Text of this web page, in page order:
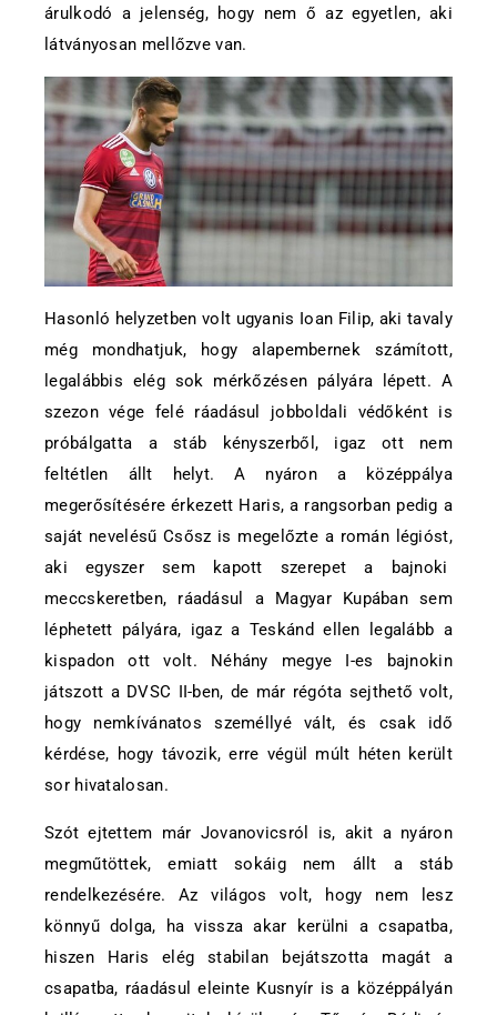
árulkodó a jelenség, hogy nem ő az egyetlen, aki
látványosan mellőzve van.
Hasonló helyzetben volt ugyanis Ioan Filip, aki tavaly
még mondhatjuk, hogy alapembernek számított,
legalábbis elég sok mérkőzésen pályára lépett. A
szezon vége felé ráadásul jobboldali védőként is
próbálgatta a stáb kényszerből, igaz ott nem
feltétlen állt helyt. A nyáron a középpálya
megerősítésére érkezett Haris, a rangsorban pedig a
saját nevelésű Csősz is megelőzte a román légióst,
aki egyszer sem kapott szerepet a bajnoki
meccskeretben, ráadásul a Magyar Kupában sem
léphetett pályára, igaz a Teskánd ellen legalább a
kispadon ott volt. Néhány megye I-es bajnokin
játszott a DVSC II-ben, de már régóta sejthető volt,
hogy nemkívánatos személlyé vált, és csak idő
kérdése, hogy távozik, erre végül múlt héten került
sor hivatalosan.
Szót ejtettem már Jovanovicsról is, akit a nyáron
megműtöttek, emiatt sokáig nem állt a stáb
rendelkezésére. Az világos volt, hogy nem lesz
könnyű dolga, ha vissza akar kerülni a csapatba,
hiszen Haris elég stabilan bejátszotta magát a
csapatba, ráadásul eleinte Kusnyír is a középpályán